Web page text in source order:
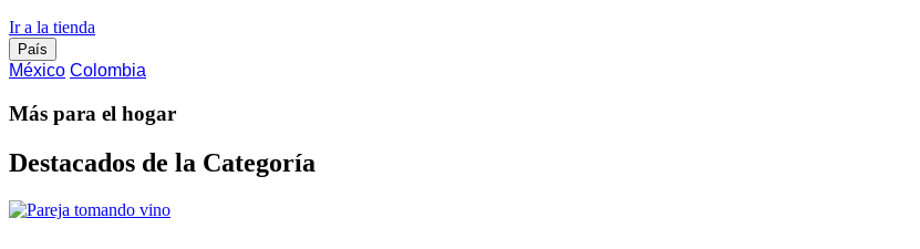
Ir a la tienda
País
México Colombia
Más para el hogar
Destacados de la Categoría